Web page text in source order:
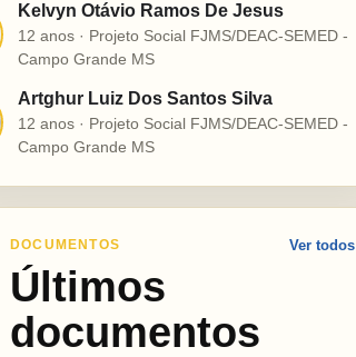
Kelvyn Otávio Ramos De Jesus
12 anos · Projeto Social FJMS/DEAC-SEMED -
Campo Grande MS
Artghur Luiz Dos Santos Silva
12 anos · Projeto Social FJMS/DEAC-SEMED -
Campo Grande MS
DOCUMENTOS
Últimos
documentos
Ver todos